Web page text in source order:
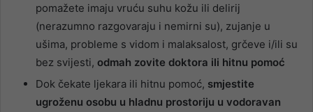
pomažete imaju vruću suhu kožu ili delirij
(nerazumno razgovaraju i nemirni su), zujanje u
ušima, probleme s vidom i malaksalost, grčeve i/ili su
bez svijesti, odmah zovite doktora ili hitnu pomoć
Dok čekate ljekara ili hitnu pomoć, smjestite
ugroženu osobu u hladnu prostoriju u vodoravan